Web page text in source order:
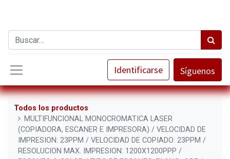
Identificarse Síguenos
Todos los productos
MULTIFUNCIONAL MONOCROMATICA LASER
(COPIADORA, ESCANER E IMPRESORA) / VELOCIDAD DE
IMPRESION: 23PPM / VELOCIDAD DE COPIADO: 23PPM /
RESOLUCION MAX. IMPRESION: 1200X1200PPP /